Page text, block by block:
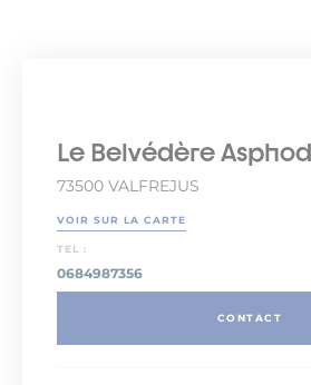
Le Belvédère
73500 VALFREJUS
VOIR SUR LA CARTE
TEL :
0684987356
CONTACT